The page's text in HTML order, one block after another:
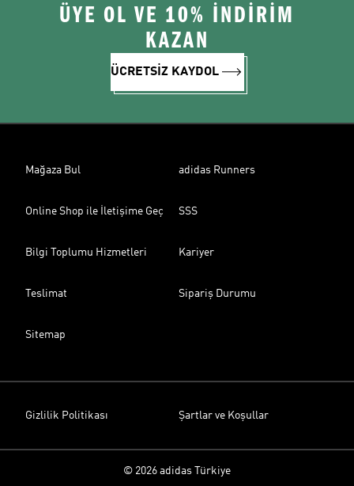
ÜYE OL VE 10% İNDİRİM
KAZAN
ÜCRETSİZ KAYDOL
Mağaza Bul adidas Runners
Online Shop ile İletişime Geç SSS
Bilgi Toplumu Hizmetleri Kariyer
Teslimat Sipariş Durumu
Sitemap
Gizlilik Politikası Şartlar ve Koşullar
© 2026 adidas Türkiye